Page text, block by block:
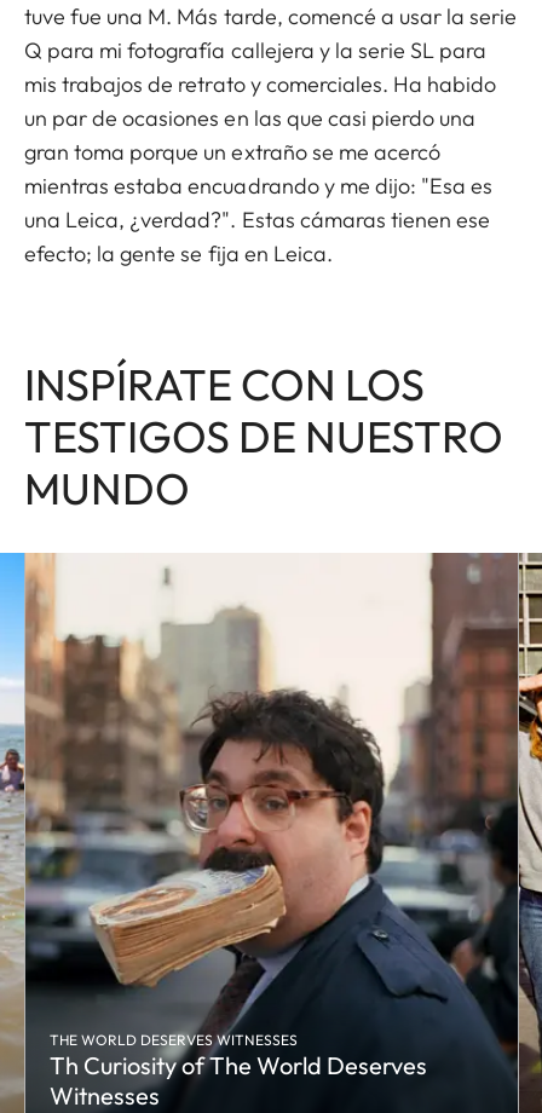
tuve fue una M. Más tarde, comencé a usar la serie
Q para mi fotografía callejera y la serie SL para
mis trabajos de retrato y comerciales. Ha habido
un par de ocasiones en las que casi pierdo una
gran toma porque un extraño se me acercó
mientras estaba encuadrando y me dijo: "Esa es
una Leica, ¿verdad?". Estas cámaras tienen ese
efecto; la gente se fija en Leica.
INSPÍRATE CON LOS
TESTIGOS DE NUESTRO
MUNDO
THE WORLD DESERVES WITNESSES
Th Curiosity of The World Deserves
Witnesses